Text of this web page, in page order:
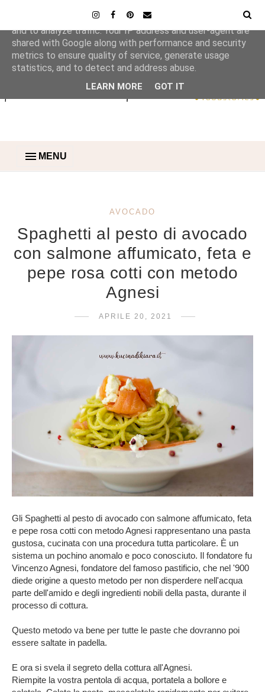
MENU
AVOCADO
Spaghetti al pesto di avocado
con salmone affumicato, feta e
pepe rosa cotti con metodo
Agnesi
APRILE 20, 2021
Gli Spaghetti al pesto di avocado con salmone affumicato, feta
e pepe rosa cotti con metodo Agnesi rappresentano una pasta
gustosa, cucinata con una procedura tutta particolare. È un
sistema un pochino anomalo e poco conosciuto. Il fondatore fu
Vincenzo Agnesi, fondatore del famoso pastificio, che nel '900
diede origine a questo metodo per non disperdere nell'acqua
parte dell'amido e degli ingredienti nobili della pasta, durante il
processo di cottura.
Questo metodo va bene per tutte le paste che dovranno poi
essere saltate in padella.
E ora si svela il segreto della cottura all'Agnesi.
Riempite la vostra pentola di acqua, portatela a bollore e
This site uses cookies from Google to deliver its services
and to analyze traffic. Your IP address and user-agent are
shared with Google along with performance and security
metrics to ensure quality of service, generate usage
statistics, and to detect and address abuse.
LEARN MORE GOT IT